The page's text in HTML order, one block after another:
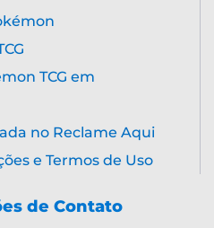
TCG em
no Reclame Aqui
e Termos de Uso
de Contato